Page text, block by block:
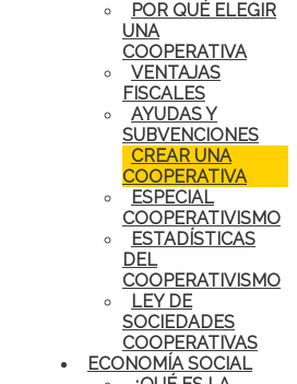
POR QUÉ ELEGIR
UNA
COOPERATIVA
VENTAJAS
FISCALES
AYUDAS Y
SUBVENCIONES
CREAR UNA
COOPERATIVA
ESPECIAL
COOPERATIVISMO
ESTADÍSTICAS
DEL
COOPERATIVISMO
LEY DE
SOCIEDADES
COOPERATIVAS
ECONOMÍA SOCIAL